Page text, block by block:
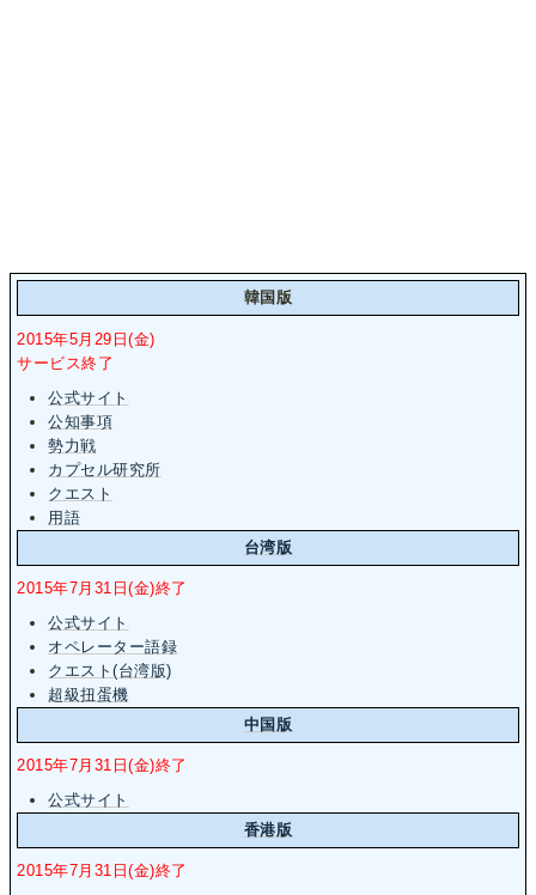
韓国版
2015年5月29日(金)
サービス終了
公式サイト
公知事項
勢力戦
カプセル研究所
クエスト
用語
台湾版
2015年7月31日(金)終了
公式サイト
オペレーター語録
クエスト(台湾版)
超級扭蛋機
中国版
2015年7月31日(金)終了
公式サイト
香港版
2015年7月31日(金)終了